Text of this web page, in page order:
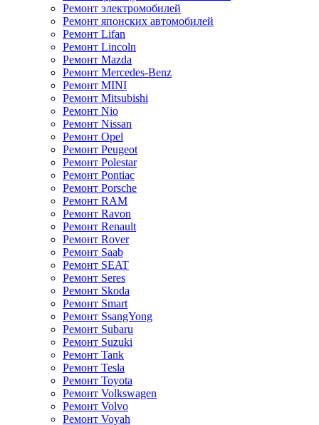
Ремонт электромобилей
Ремонт японских автомобилей
Ремонт Lifan
Ремонт Lincoln
Ремонт Mazda
Ремонт Mercedes-Benz
Ремонт MINI
Ремонт Mitsubishi
Ремонт Nio
Ремонт Nissan
Ремонт Opel
Ремонт Peugeot
Ремонт Polestar
Ремонт Pontiac
Ремонт Porsche
Ремонт RAM
Ремонт Ravon
Ремонт Renault
Ремонт Rover
Ремонт Saab
Ремонт SEAT
Ремонт Seres
Ремонт Skoda
Ремонт Smart
Ремонт SsangYong
Ремонт Subaru
Ремонт Suzuki
Ремонт Tank
Ремонт Tesla
Ремонт Toyota
Ремонт Volkswagen
Ремонт Volvo
Ремонт Voyah